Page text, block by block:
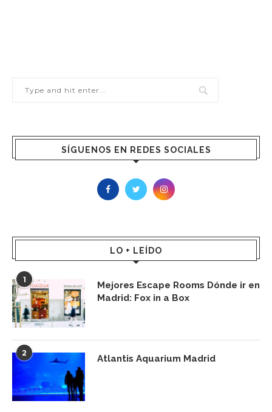
SÍGUENOS EN REDES SOCIALES
LO + LEÍDO
1
Mejores Escape Rooms Dónde ir en
Madrid: Fox in a Box
2
Atlantis Aquarium Madrid